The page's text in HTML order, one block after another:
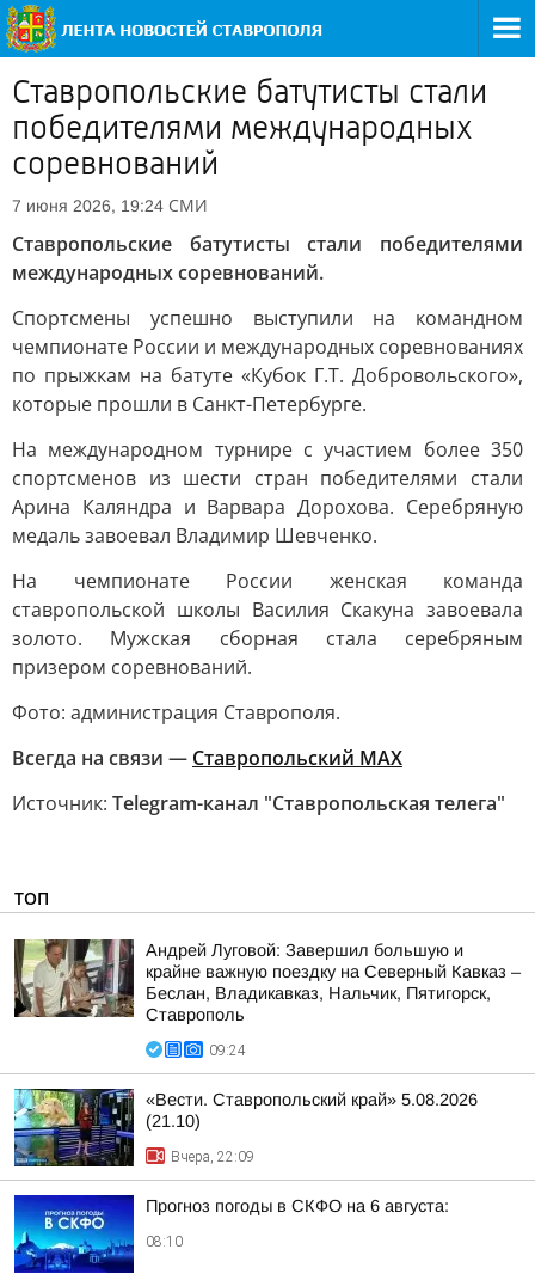
Ставропольские батутисты стали
победителями международных
соревнований
7 июня 2026, 19:24 СМИ
Ставропольские батутисты стали победителями
международных соревнований.
Спортсмены успешно выступили на командном
чемпионате России и международных соревнованиях
по прыжкам на батуте «Кубок Г.Т. Добровольского»,
которые прошли в Санкт-Петербурге.
На международном турнире с участием более 350
спортсменов из шести стран победителями стали
Арина Каляндра и Варвара Дорохова. Серебряную
медаль завоевал Владимир Шевченко.
На чемпионате России женская команда
ставропольской школы Василия Скакуна завоевала
золото. Мужская сборная стала серебряным
призером соревнований.
Фото: администрация Ставрополя.
Всегда на связи — Ставропольский МАХ
Источник: Telegram-канал "Ставропольская телега"
ТОП
Андрей Луговой: Завершил большую и
крайне важную поездку на Северный Кавказ –
Беслан, Владикавказ, Нальчик, Пятигорск,
Ставрополь
09:24
«Вести. Ставропольский край» 5.08.2026
(21.10)
Вчера, 22:09
Прогноз погоды в СКФО на 6 августа:
08:10